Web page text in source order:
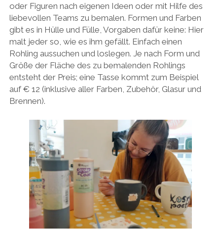
oder Figuren nach eigenen Ideen oder mit Hilfe des
liebevollen Teams zu bemalen. Formen und Farben
gibt es in Hülle und Fülle, Vorgaben dafür keine: Hier
malt jeder so, wie es ihm gefällt. Einfach einen
Rohling aussuchen und loslegen. Je nach Form und
Größe der Fläche des zu bemalenden Rohlings
entsteht der Preis; eine Tasse kommt zum Beispiel
auf € 12 (inklusive aller Farben, Zubehör, Glasur und
Brennen).